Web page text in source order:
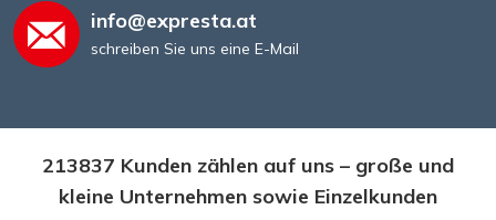
info@expresta.at
schreiben Sie uns eine E-Mail
213837 Kunden zählen auf uns – große und
kleine Unternehmen sowie Einzelkunden